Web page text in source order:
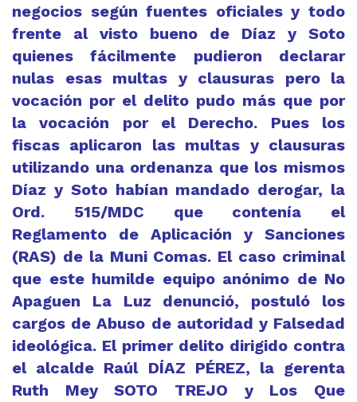
negocios según fuentes oficiales y todo
frente al visto bueno de Díaz y Soto
quienes fácilmente pudieron declarar
nulas esas multas y clausuras pero la
vocación por el delito pudo más que por
la vocación por el Derecho. Pues los
fiscas aplicaron las multas y clausuras
utilizando una ordenanza que los mismos
Díaz y Soto habían mandado derogar, la
Ord. 515/MDC que contenía el
Reglamento de Aplicación y Sanciones
(RAS) de la Muni Comas. El caso criminal
que este humilde equipo anónimo de No
Apaguen La Luz denunció, postuló los
cargos de Abuso de autoridad y Falsedad
ideológica. El primer delito dirigido contra
el alcalde Raúl DÍAZ PÉREZ, la gerenta
Ruth Mey SOTO TREJO y Los Que